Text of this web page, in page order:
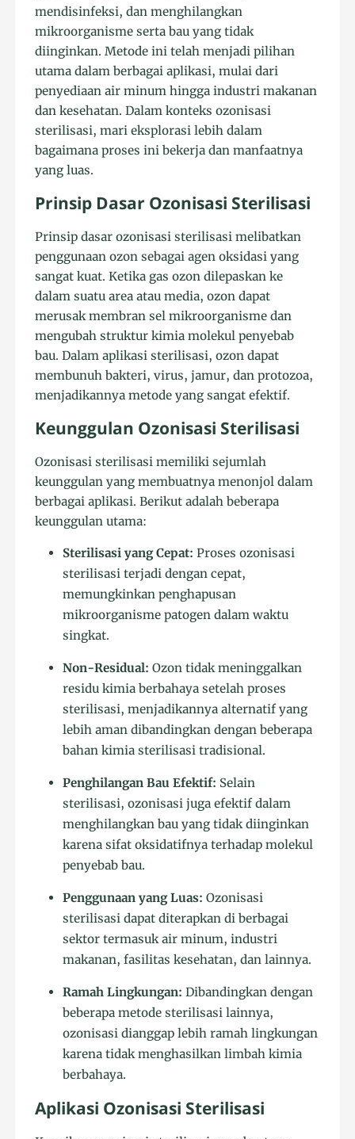
mendisinfeksi, dan menghilangkan
mikroorganisme serta bau yang tidak
diinginkan. Metode ini telah menjadi pilihan
utama dalam berbagai aplikasi, mulai dari
penyediaan air minum hingga industri makanan
dan kesehatan. Dalam konteks ozonisasi
sterilisasi, mari eksplorasi lebih dalam
bagaimana proses ini bekerja dan manfaatnya
yang luas.
Prinsip Dasar Ozonisasi Sterilisasi
Prinsip dasar ozonisasi sterilisasi melibatkan
penggunaan ozon sebagai agen oksidasi yang
sangat kuat. Ketika gas ozon dilepaskan ke
dalam suatu area atau media, ozon dapat
merusak membran sel mikroorganisme dan
mengubah struktur kimia molekul penyebab
bau. Dalam aplikasi sterilisasi, ozon dapat
membunuh bakteri, virus, jamur, dan protozoa,
menjadikannya metode yang sangat efektif.
Keunggulan Ozonisasi Sterilisasi
Ozonisasi sterilisasi memiliki sejumlah
keunggulan yang membuatnya menonjol dalam
berbagai aplikasi. Berikut adalah beberapa
keunggulan utama:
Sterilisasi yang Cepat: Proses ozonisasi
sterilisasi terjadi dengan cepat,
memungkinkan penghapusan
mikroorganisme patogen dalam waktu
singkat.
Non-Residual: Ozon tidak meninggalkan
residu kimia berbahaya setelah proses
sterilisasi, menjadikannya alternatif yang
lebih aman dibandingkan dengan beberapa
bahan kimia sterilisasi tradisional.
Penghilangan Bau Efektif: Selain
sterilisasi, ozonisasi juga efektif dalam
menghilangkan bau yang tidak diinginkan
karena sifat oksidatifnya terhadap molekul
penyebab bau.
Penggunaan yang Luas: Ozonisasi
sterilisasi dapat diterapkan di berbagai
sektor termasuk air minum, industri
makanan, fasilitas kesehatan, dan lainnya.
Ramah Lingkungan: Dibandingkan dengan
beberapa metode sterilisasi lainnya,
ozonisasi dianggap lebih ramah lingkungan
karena tidak menghasilkan limbah kimia
berbahaya.
Aplikasi Ozonisasi Sterilisasi